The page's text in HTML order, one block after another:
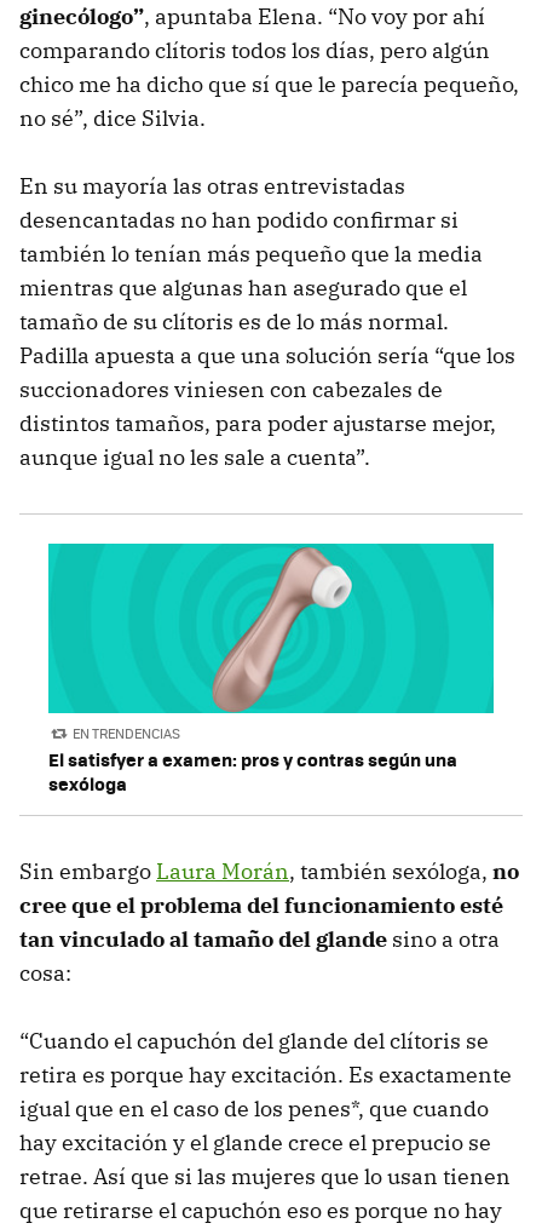
ginecólogo”, apuntaba Elena. “No voy por ahí
comparando clítoris todos los días, pero algún
chico me ha dicho que sí que le parecía pequeño,
no sé”, dice Silvia.
En su mayoría las otras entrevistadas
desencantadas no han podido confirmar si
también lo tenían más pequeño que la media
mientras que algunas han asegurado que el
tamaño de su clítoris es de lo más normal.
Padilla apuesta a que una solución sería “que los
succionadores viniesen con cabezales de
distintos tamaños, para poder ajustarse mejor,
aunque igual no les sale a cuenta”.
EN TRENDENCIAS
El satisfyer a examen: pros y contras según una
sexóloga
Sin embargo Laura Morán, también sexóloga, no
cree que el problema del funcionamiento esté
tan vinculado al tamaño del glande sino a otra
cosa:
“Cuando el capuchón del glande del clítoris se
retira es porque hay excitación. Es exactamente
igual que en el caso de los penes*, que cuando
hay excitación y el glande crece el prepucio se
retrae. Así que si las mujeres que lo usan tienen
que retirarse el capuchón eso es porque no hay